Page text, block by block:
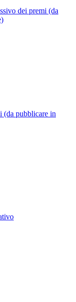
dei premi (da
(da pubblicare in